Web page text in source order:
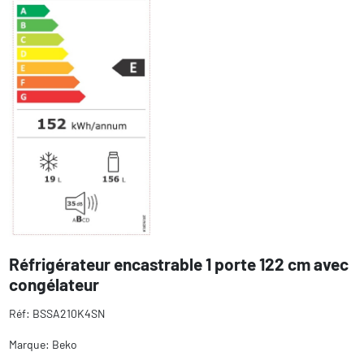
Réfrigérateur encastrable 1 porte 122 cm avec
congélateur
Réf: BSSA210K4SN
Marque: Beko